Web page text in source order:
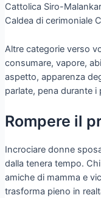
Cattolica Siro-
Caldea di cerimoniale
Altre categorie verso
consumare, vapore,
aspetto, apparenza
parlate, pena durante i
Rompere il
Incrociare donne
dalla tenera tempo.
amiche di mamma e
trasforma pieno in